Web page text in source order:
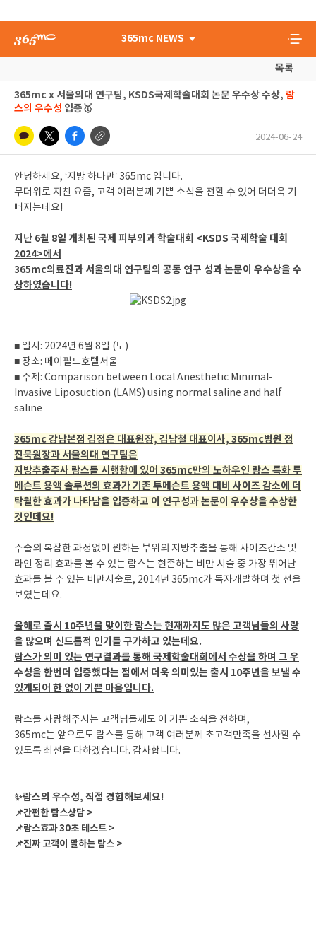
365mc NEWS
목록
365mc x 서울의대 연구팀, KSDS국제학술대회 논문 우수상 수상, 람
스의 우수성 입증🥇
2024-06-24
안녕하세요, ‘지방 하나만’ 365mc 입니다.
무더위로 지친 요즘, 고객 여러분께 기쁜 소식을 전할 수 있어 더더욱 기
뻐지는데요!
지난 6월 8일 개최된 국제 피부외과 학술대회 <KSDS 국제학술 대회
2024>에서
365mc의료진과 서울의대 연구팀의 공동 연구 성과 논문이 우수상을 수
상하였습니다!
■ 일시: 2024년 6월 8일 (토)
■ 장소: 메이필드호텔서울
■ 주제: Comparison between Local Anesthetic Minimal-
Invasive Liposuction (LAMS) using normal saline and half
saline
365mc 강남본점 김정은 대표원장, 김남철 대표이사, 365mc병원 정
진묵원장과 서울의대 연구팀은
지방추출주사 람스를 시행함에 있어 365mc만의 노하우인 람스 특화 투
메슨트 용액 솔루션의 효과가 기존 투메슨트 용액 대비 사이즈 감소에 더
탁월한 효과가 나타남을 입증하고 이 연구성과 논문이 우수상을 수상한
것인데요!
수술의 복잡한 과정없이 원하는 부위의 지방추출을 통해 사이즈감소 및
라인 정리 효과를 볼 수 있는 람스는 현존하는 비만 시술 중 가장 뛰어난
효과를 볼 수 있는 비만시술로, 2014년 365mc가 독자개발하며 첫 선을
보였는데요.
올해로 출시 10주년을 맞이한 람스는 현재까지도 많은 고객님들의 사랑
을 많으며 신드롬적 인기를 구가하고 있는데요.
람스가 의미 있는 연구결과를 통해 국제학술대회에서 수상을 하며 그 우
수성을 한번더 입증했다는 점에서 더욱 의미있는 출시 10주년을 보낼 수
있게되어 한 없이 기쁜 마음입니다.
람스를 사랑해주시는 고객님들께도 이 기쁜 소식을 전하며,
365mc는 앞으로도 람스를 통해 고객 여러분께 초고객만족을 선사할 수
있도록 최선을 다하겠습니다. 감사합니다.
✨람스의 우수성, 직접 경험해보세요!
📌간편한 람스상담 >
📌람스효과 30초 테스트 >
📌진짜 고객이 말하는 람스 >